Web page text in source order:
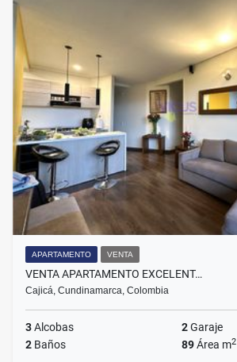
APARTAMENTO VENTA
VENTA APARTAMENTO EXCELENT…
Cajicá, Cundinamarca, Colombia
3Alcobas 2Garaje
2 Baños 89Área m2